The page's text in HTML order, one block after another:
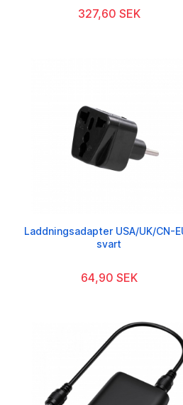
327,60 SEK
Laddningsadapter USA/UK/CN-
svart
64,90 SEK